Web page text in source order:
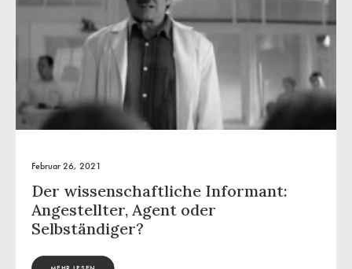
Februar 26, 2021
Der wissenschaftliche Informant:
Angestellter, Agent oder
Selbständiger?